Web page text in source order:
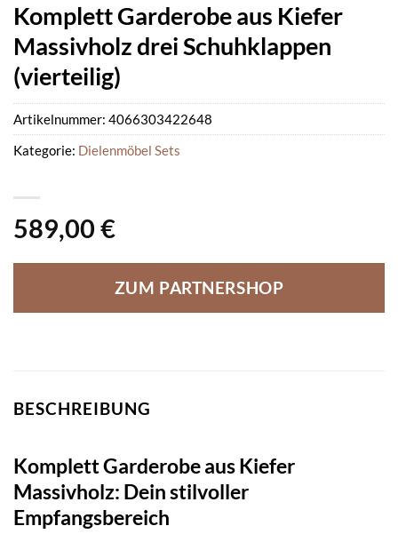
Komplett Garderobe aus Kiefer
Massivholz drei Schuhklappen
(vierteilig)
589,00 €
ZUM PARTNERSHOP
Artikelnummer: 4066303422648
Kategorie: Dielenmöbel Sets
BESCHREIBUNG
Komplett Garderobe aus Kiefer
Massivholz: Dein stilvoller
Empfangsbereich